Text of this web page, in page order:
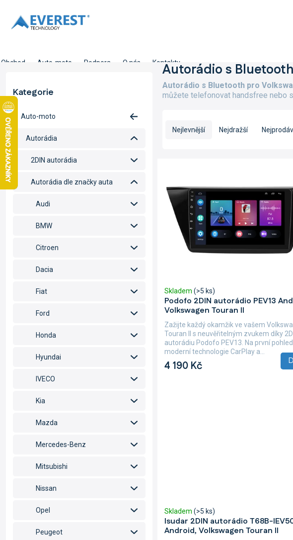
obsah
Obchod Auto-moto Podpora O nás Kontakty
t
r
a
n
n
í
p
a
n
Přeskočit
kategorie
Kategorie
Auto-moto
Autorádia
2DIN autorádia
Autorádia dle značky auta
Audi
BMW
Citroen
Dacia
Fiat
Ford
Honda
Hyundai
IVECO
Kia
Mazda
Mercedes-Benz
Mitsubishi
Nissan
Opel
Peugeot
Autorádio s
Autorádio s Bluetooth pro
můžete telefonovat handsfree nebo
p
r
o
Nejlevnější Nejdražší
p
ů
Podofo 2DIN autorádio PEV13
Volkswagen Touran II
Skladem (>5 ks)
4 190 Kč
Zažijte každý okamžik ve vašem
Touran II s neuvěřitelným zvukem díky
autorádiu Podofo PEV13. Na první
moderní technologie CarPlay a...
Isudar 2DIN autorádio T68B-
Android, Volkswagen Touran II
Skladem (>5 ks)